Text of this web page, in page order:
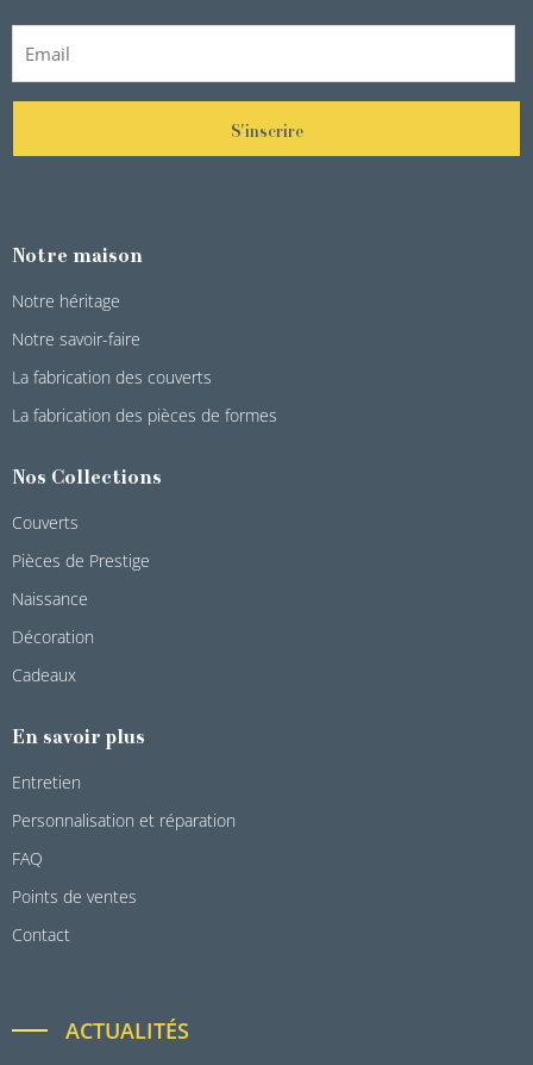
S'inscrire
Notre maison
Notre héritage
Notre savoir-faire
La fabrication des couverts
La fabrication des pièces de formes
Nos Collections
Couverts
Pièces de Prestige
Naissance
Décoration
Cadeaux
En savoir plus
Entretien
Personnalisation et réparation
FAQ
Points de ventes
Contact
ACTUALITÉS